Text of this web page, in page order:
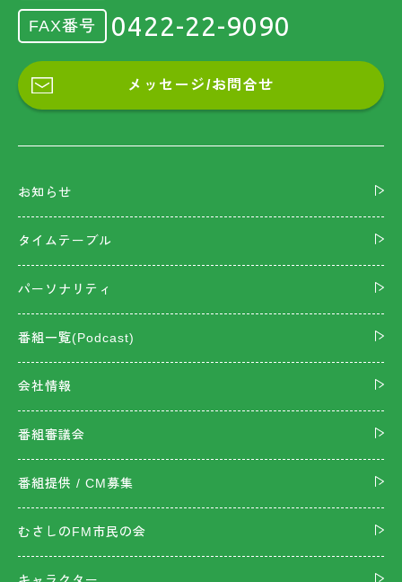
FAX番号 0422-22-9090
メッセージ/お問合せ
お知らせ
タイムテーブル
パーソナリティ
番組一覧(Podcast)
会社情報
番組審議会
番組提供 / CM募集
むさしのFM市民の会